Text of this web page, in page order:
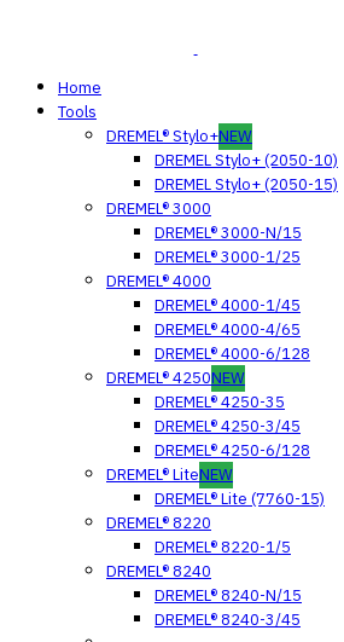
Home
Tools
DREMEL® Stylo+NEW
DREMEL Stylo+ (2050-10)
DREMEL Stylo+ (2050-15)
DREMEL® 3000
DREMEL® 3000-N/15
DREMEL® 3000-1/25
DREMEL® 4000
DREMEL® 4000-1/45
DREMEL® 4000-4/65
DREMEL® 4000-6/128
DREMEL® 4250NEW
DREMEL® 4250-35
DREMEL® 4250-3/45
DREMEL® 4250-6/128
DREMEL® LiteNEW
DREMEL® Lite (7760-15)
DREMEL® 8220
DREMEL® 8220-1/5
DREMEL® 8240
DREMEL® 8240-N/15
DREMEL® 8240-3/45